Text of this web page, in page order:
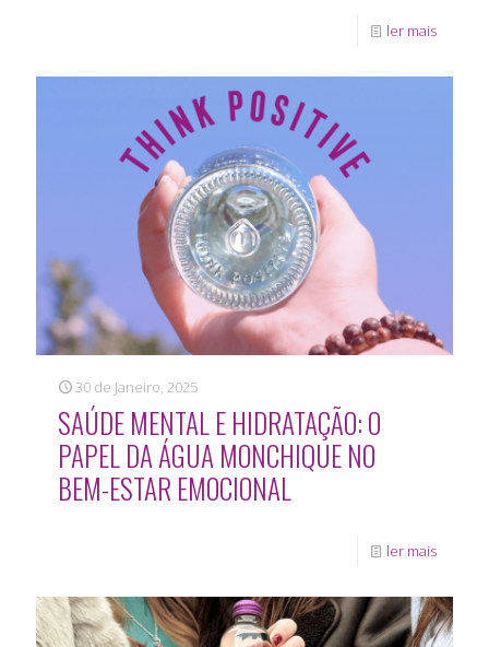
ler mais
30 de Janeiro, 2025
SAÚDE MENTAL E HIDRATAÇÃO: O
PAPEL DA ÁGUA MONCHIQUE NO
BEM-ESTAR EMOCIONAL
ler mais